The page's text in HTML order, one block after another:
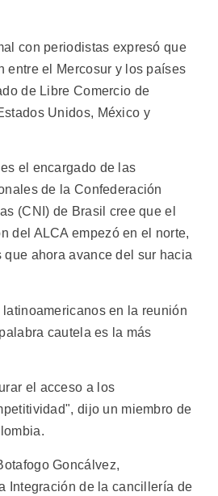
con periodistas expresó que
entre el Mercosur y los países
de Libre Comercio de
Unidos, México y
el encargado de las
de la Confederación
(CNI) de Brasil cree que el
del ALCA empezó en el norte,
que ahora avance del sur hacia
en la reunión
cautela es la más
el acceso a los
dijo un miembro de
Goncálvez,
Integración de la cancillería de